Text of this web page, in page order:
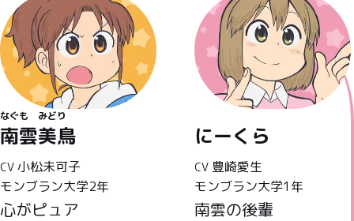
南雲
なぐも
美鳥
みどり
CV 小松未可子
モンブラン大学2年
心がピュア
にーくら
CV 豊崎愛生
モンブラン大学1年
南雲の後輩